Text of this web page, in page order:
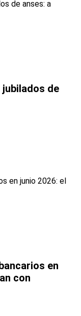
jubilados de
en
con